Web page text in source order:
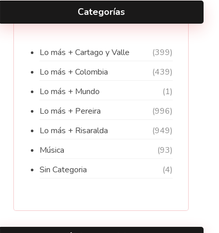
Categorías
Lo más + Cartago y Valle
(399)
Lo más + Colombia
(439)
Lo más + Mundo
(1)
Lo más + Pereira
(996)
Lo más + Risaralda
(949)
Música
(93)
Sin Categoria
(4)